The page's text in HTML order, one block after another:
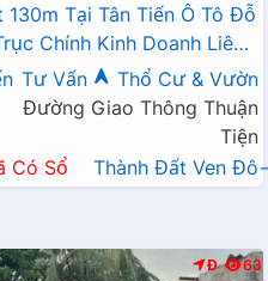
130m Tại Tân Tiến Ô Tô Đỗ
Chính Kinh Doanh Liên
Tư Vấn
Thổ Cư & Vườn
Đường Giao Thông Thuận
Tiện
Có Sổ Thành Đất Ven
Đ 63